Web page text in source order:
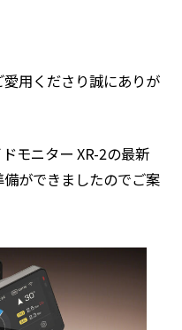
用くださり誠にありが
モニター XR-2の最新
ができましたのでご案